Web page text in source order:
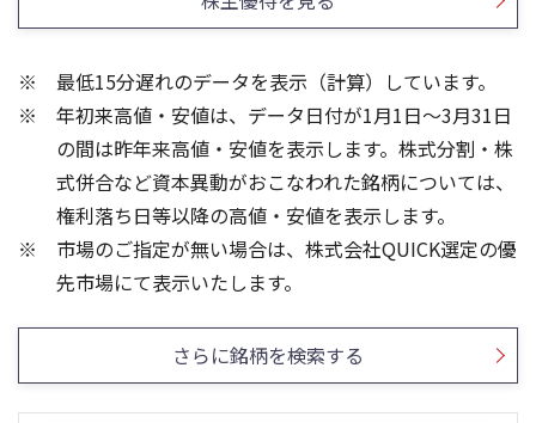
25/12
25/10
25/08
25/06
25/04
100
150
350
1
24/01
23/01
22/01
21/01
0
200
最低15分遅れのデータを表示（計算）しています。
年初来高値・安値は、データ日付が1月1日～3月31日
の間は昨年来高値・安値を表示します。株式分割・株
式併合など資本異動がおこなわれた銘柄については、
権利落ち日等以降の高値・安値を表示します。
市場のご指定が無い場合は、株式会社QUICK選定の優
先市場にて表示いたします。
さらに銘柄を検索する